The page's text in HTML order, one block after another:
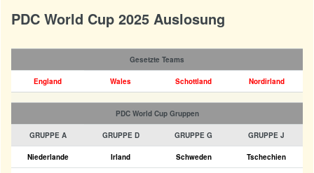
PDC World Cup 2025 Auslosung
Gesetzte Teams
England Wales Schottland Nordirland
PDC World Cup Gruppen
GRUPPE A GRUPPE D GRUPPE G GRUPPE J
Niederlande Irland Schweden Tschechien